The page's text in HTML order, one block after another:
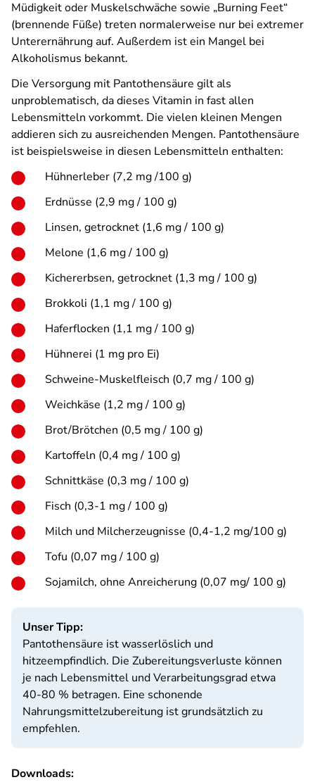
Müdigkeit oder Muskelschwäche sowie „Burning Feet“
(brennende Füße) treten normalerweise nur bei extremer
Unterernährung auf. Außerdem ist ein Mangel bei
Alkoholismus bekannt.
Die Versorgung mit Pantothensäure gilt als
unproblematisch, da dieses Vitamin in fast allen
Lebensmitteln vorkommt. Die vielen kleinen Mengen
addieren sich zu ausreichenden Mengen. Pantothensäure
ist beispielsweise in diesen Lebensmitteln enthalten:
Hühnerleber (7,2 mg /100 g)
Erdnüsse (2,9 mg / 100 g)
Linsen, getrocknet (1,6 mg / 100 g)
Melone (1,6 mg / 100 g)
Kichererbsen, getrocknet (1,3 mg / 100 g)
Brokkoli (1,1 mg / 100 g)
Haferflocken (1,1 mg / 100 g)
Hühnerei (1 mg pro Ei)
Schweine-Muskelfleisch (0,7 mg / 100 g)
Weichkäse (1,2 mg / 100 g)
Brot/Brötchen (0,5 mg / 100 g)
Kartoffeln (0,4 mg / 100 g)
Schnittkäse (0,3 mg / 100 g)
Fisch (0,3-1 mg / 100 g)
Milch und Milcherzeugnisse (0,4-1,2 mg/100 g)
Tofu (0,07 mg / 100 g)
Sojamilch, ohne Anreicherung (0,07 mg/ 100 g)
Unser Tipp:
Pantothensäure ist wasserlöslich und
hitzeempfindlich. Die Zubereitungsverluste können
je nach Lebensmittel und Verarbeitungsgrad etwa
40-80 % betragen. Eine schonende
Nahrungsmittelzubereitung ist grundsätzlich zu
empfehlen.
Downloads: